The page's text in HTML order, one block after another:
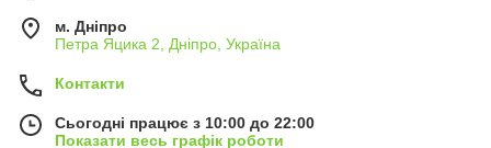
м. Дніпро
Петра Яцика 2, Дніпро, Україна
Контакти
Сьогодні працює з 10:00 до 22:00
Показати весь графік роботи